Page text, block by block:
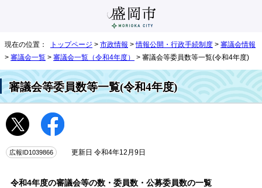
現在の位置： トップページ > 市政情報 >情報公開・行政手続制度 > 審議会情報
> 審議会一覧 > 審議会一覧（令和4年度） > 審議会等委員数等一覧(令和4年度)
審議会等委員数等一覧(令和4年度)
広報ID1039866 更新日 令和4年12月9日
令和4年度の審議会等の数・委員数・公募委員数の一覧